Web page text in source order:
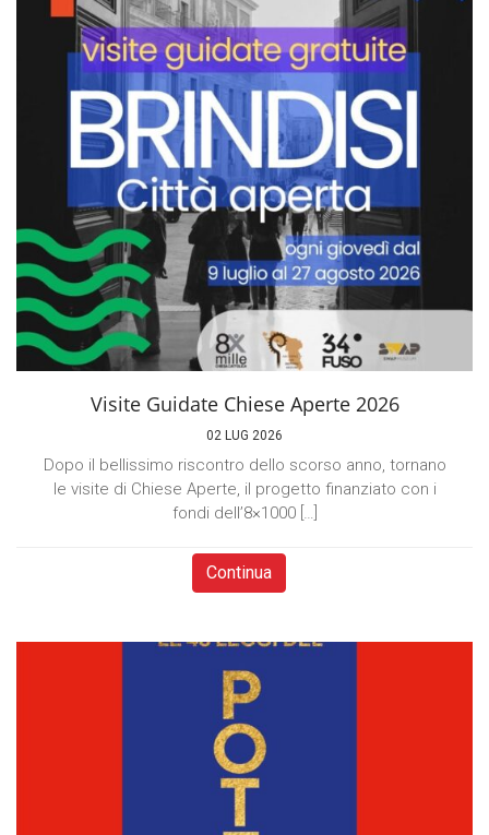
Visite Guidate Chiese Aperte 2026
02 LUG 2026
Dopo il bellissimo riscontro dello scorso anno, tornano
le visite di Chiese Aperte, il progetto finanziato con i
fondi dell’8×1000 […]
Continua